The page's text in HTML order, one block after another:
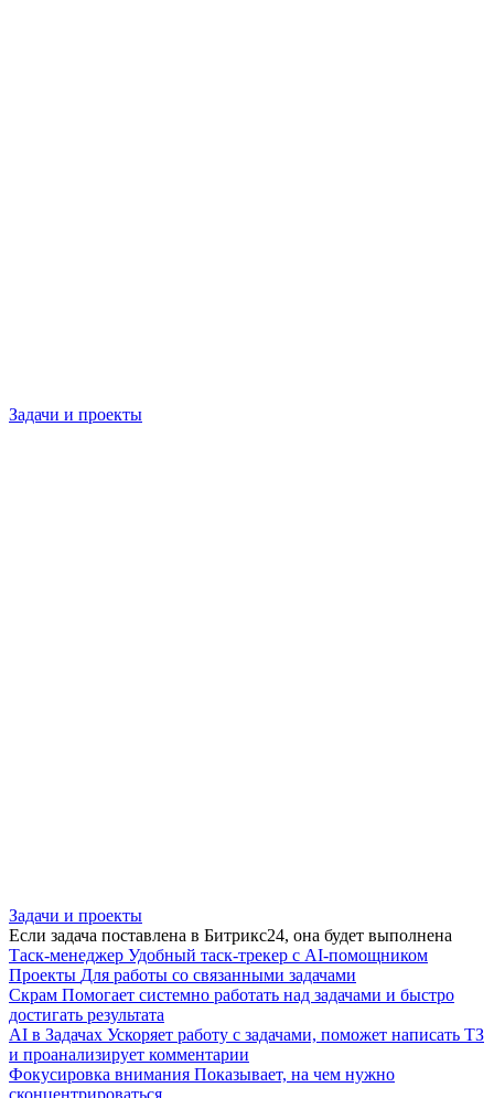
Задачи и проекты
Задачи и проекты
Если задача поставлена в Битрикс24, она будет выполнена
Таск-менеджер Удобный таск-трекер с AI-помощником
Проекты Для работы со связанными задачами
Скрам Помогает системно работать над задачами и быстро
достигать результата
AI в Задачах Ускоряет работу с задачами, поможет написать ТЗ
и проанализирует комментарии
Фокусировка внимания Показывает, на чем нужно
сконцентрироваться